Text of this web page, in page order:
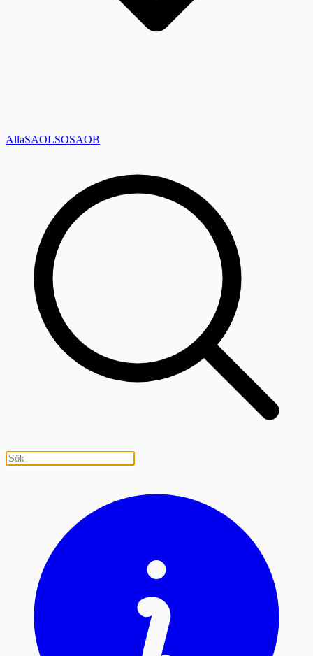
AllaSAOLSOSAOB